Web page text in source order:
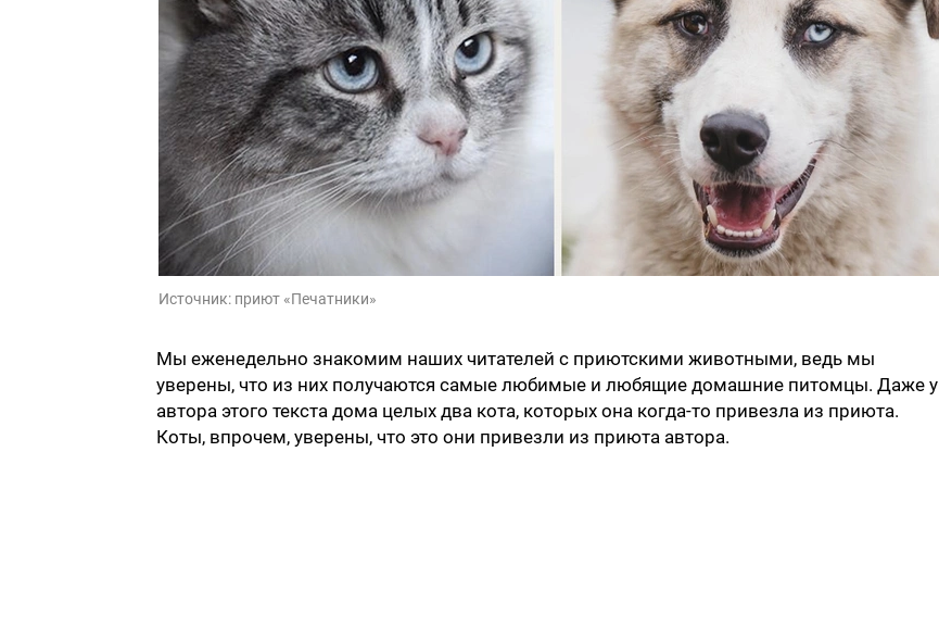
Источник: приют «Печатники»
Мы еженедельно знакомим наших читателей с приютскими животными, ведь мы
уверены, что из них получаются самые любимые и любящие домашние питомцы. Даже у
автора этого текста дома целых два кота, которых она когда-то привезла из приюта.
Коты, впрочем, уверены, что это они привезли из приюта автора.